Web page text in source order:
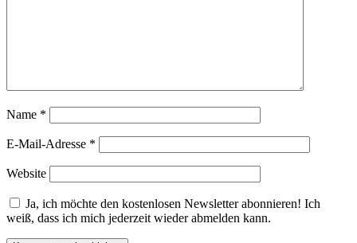
Name *
E-Mail-Adresse *
Website
Ja, ich möchte den kostenlosen Newsletter abonnieren! Ich
weiß, dass ich mich jederzeit wieder abmelden kann.